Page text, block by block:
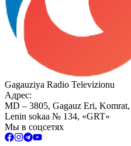
Gagauziya Radio Televizionu
Адрес:
MD – 3805, Gagauz Eri, Komrat,
Lenin sokaa № 134, «GRT»
Мы в соцсетях